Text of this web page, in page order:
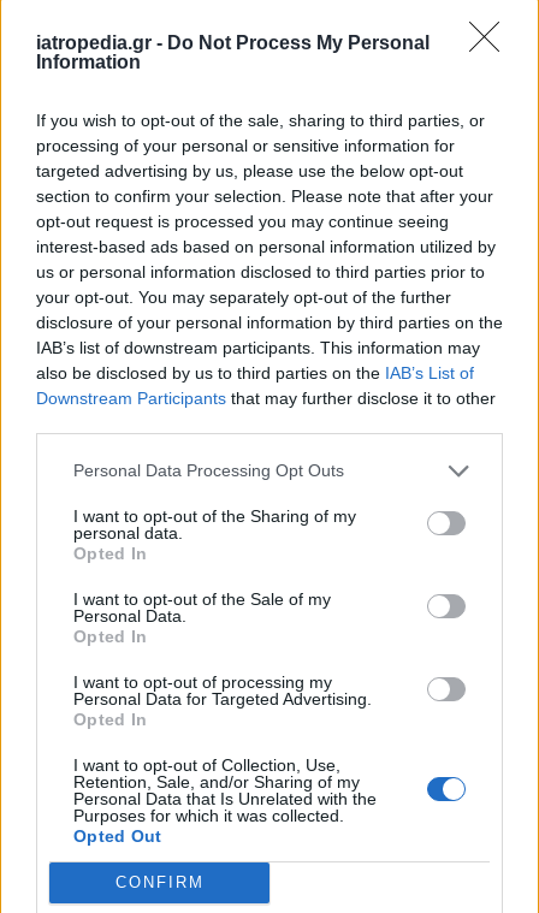
iatropedia.gr - Do Not Process My Personal
Information
If you wish to opt-out of the sale, sharing to third parties, or
processing of your personal or sensitive information for
targeted advertising by us, please use the below opt-out
section to confirm your selection. Please note that after your
opt-out request is processed you may continue seeing
interest-based ads based on personal information utilized by
us or personal information disclosed to third parties prior to
your opt-out. You may separately opt-out of the further
disclosure of your personal information by third parties on the
IAB’s list of downstream participants. This information may
also be disclosed by us to third parties on the IAB’s List of
Downstream Participants that may further disclose it to other
Personal Data Processing Opt Outs
I want to opt-out of the Sharing of my
personal data.
Opted In
I want to opt-out of the Sale of my
Personal Data.
Opted In
I want to opt-out of processing my
Personal Data for Targeted Advertising.
Opted In
I want to opt-out of Collection, Use,
Retention, Sale, and/or Sharing of my
Personal Data that Is Unrelated with the
Purposes for which it was collected.
Opted Out
CONFIRM